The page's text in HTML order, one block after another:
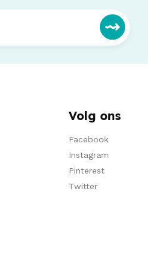
Volg ons
Facebook
Instagram
Pinterest
Twitter